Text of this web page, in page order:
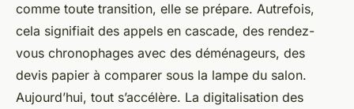
comme toute transition, elle se prépare. Autrefois,
cela signifiait des appels en cascade, des rendez-
vous chronophages avec des déménageurs, des
devis papier à comparer sous la lampe du salon.
Aujourd’hui, tout s’accélère. La digitalisation des